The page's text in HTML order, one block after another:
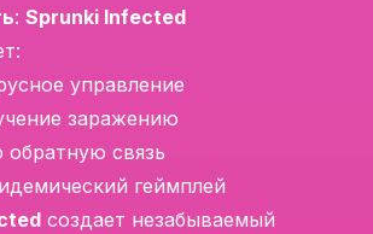
: Sprunki Infected
управление
заражению
связь
геймплей
создает незабываемый